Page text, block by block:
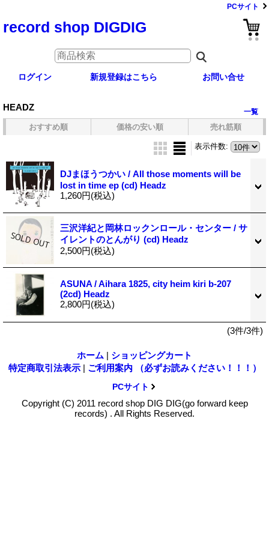
PCサイト
record shop DIGDIG
ログイン 新規登録はこちら お問い合せ
HEADZ 一覧
おすすめ順 価格の安い順 売れ筋順
表示件数:
DJまほうつかい / All those moments will be
lost in time ep (cd) Headz
1,260円(税込)
三沢洋紀と岡林ロックンロール・センター / サ
イレントのとんがり (cd) Headz
2,500円(税込)
ASUNA / Aihara 1825, city heim kiri b-207
(2cd) Headz
2,800円(税込)
(3件/3件)
ホーム | ショッピングカート
特定商取引法表示 | ご利用案内 （必ずお読みください！！！）
PCサイト
Copyright (C) 2011 record shop DIG DIG(go forward keep
records) . All Rights Reserved.